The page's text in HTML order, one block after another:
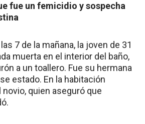
fue un femicidio y sospecha
7 de la mañana, la joven de 31
muerta en el interior del baño,
a un toallero. Fue su hermana
estado. En la habitación
quien aseguró que